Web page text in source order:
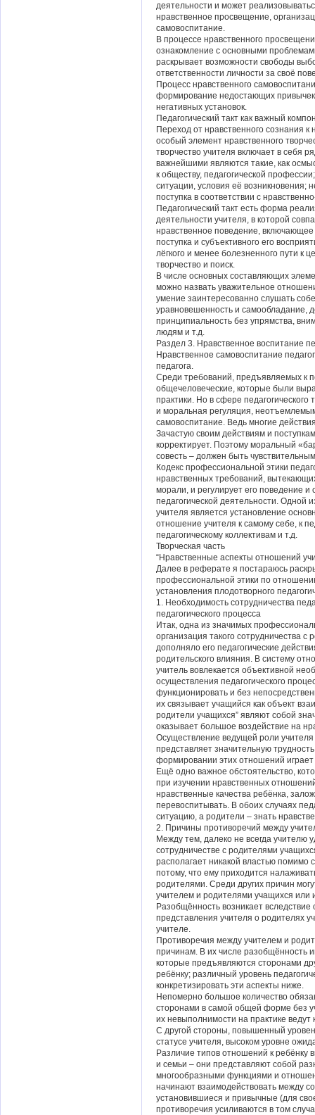
деятельности и может
нравственное просвещение,
самовоспитание.
В процессе нравственного
ознакомление с основными
раскрывает возможности свободы
ответственности личности за своё
Процесс нравственного
формирование недостающих
негативных установок.
Педагогический такт как важный
Переход от нравственного сознания к
особый элемент нравственного
творчество учителя включает в себя
важнейшими являются такие, как
к обществу, педагогической
ситуации, условия её возникновения;
поступка в соответствии с
Педагогический такт есть форма
деятельности учителя, в которой
нравственное поведение,
поступка и субъективного его
лёгкого и менее болезненного пути к
творчество и поиск.
В числе основных составляющих
можно назвать уважительное
умение заинтересованно слушать
уравновешенность и самообладание,
принципиальность без упрямства,
людям и т.д.
Раздел 3. Нравственное воспитание
Нравственное самовоспитание
педагога.
Среди требований, предъявляемых к
общечеловеческие, которые были
практики. Но в сфере
и моральная регуляция,
самовоспитание. Ведь многие
Зачастую своим действиям и
корректирует. Поэтому моральный
совесть – должен быть
Кодекс профессиональной этики
нравственных требований,
морали, и регулирует его поведение
педагогической деятельности. Одной
учителя является установление
отношение учителя к самому себе, к
педагогическому коллективам и т.д.
Творческая часть
“Нравственные аспекты отношений
Далее в реферате я постараюсь
профессиональной этики по
установления плодотворного
1. Необходимость сотрудничества
педагогического процесса
Итак, одна из значимых
организация такого сотрудничества
дополняло его педагогические
родительского влияния. В систему
учитель вовлекается объективной
осуществления педагогического
функционировать и без
их связывает учащийся как объект
родители учащихся” являют собой
оказывает большое воздействие на
Осуществление ведущей роли
представляет значительную
формировании этих отношений
Ещё одно важное обстоятельство,
при изучении нравственных
нравственные качества ребёнка,
перевоспитывать. В обоих случаях
ситуацию, а родители – знать
2. Причины противоречий между
Между тем, далеко не всегда учителю
сотрудничестве с родителями
располагает никакой властью помимо
потому, что ему приходится
родителями. Среди других причин
учителем и родителями учащихся
Разобщённость возникает вследствие
представления учителя о родителях
учителе.
Противоречия между учителем и
причинам. В их числе разобщённость
которые предъявляются сторонами
ребёнку; различный уровень
конкретизировать эти аспекты ниже.
Непомерно большое количество
сторонами в самой общей форме без
их невыполнимости на практике
С другой стороны, повышенный
статусе учителя, высоком уровне
Различие типов отношений к ребёнку
и семьи – они представляют собой
многообразными функциями и
начинают взаимодействовать между
установившиеся и привычные (для
противоречия усиливаются в том